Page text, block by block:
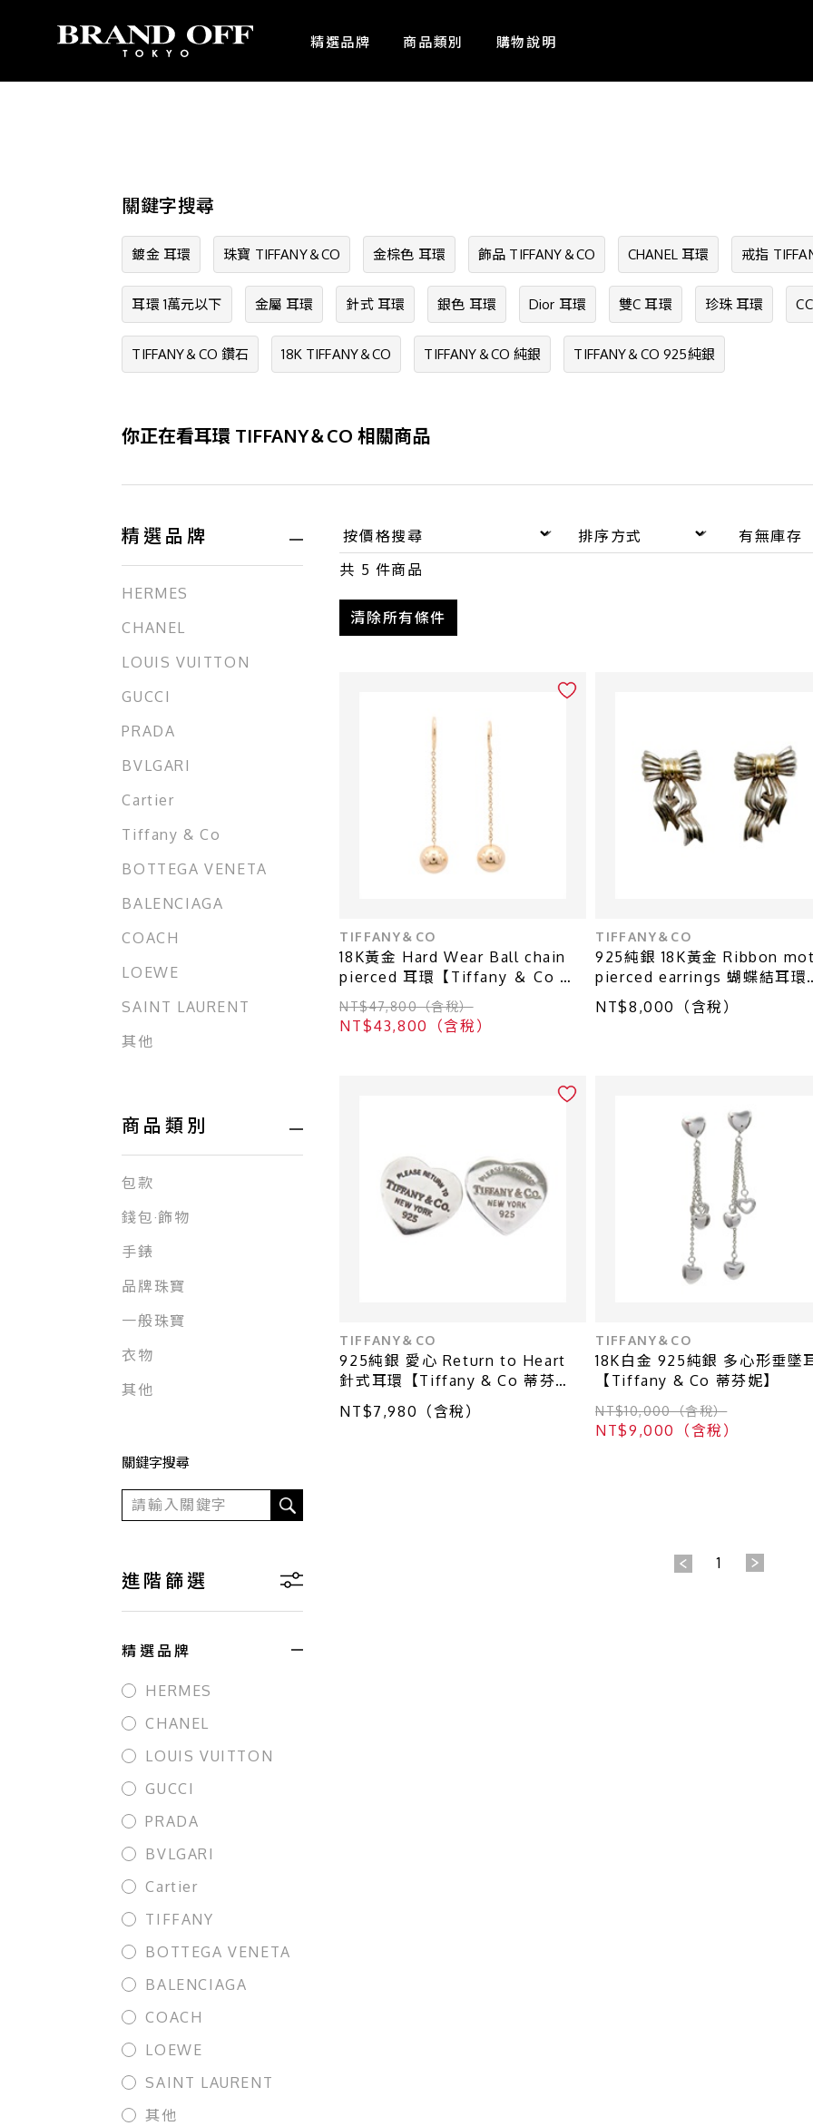
精選品牌
商品類別 購物說明
關鍵字搜尋
鍍金 耳環 珠寶 TIFFANY＆CO 金棕色 耳環 飾品 TIFFANY＆CO CHANEL 耳環 戒指
耳環 1萬元以下 金屬 耳環 針式 耳環 銀色 耳環 Dior 耳環 雙C 耳環 珍珠 耳環
TIFFANY＆CO 鑽石 18K TIFFANY＆CO TIFFANY＆CO 純銀 TIFFANY＆CO 925純銀
你正在看耳環 TIFFANY＆CO 相關商品
精選品牌
HERMES
CHANEL
LOUIS VUITTON
GUCCI
PRADA
BVLGARI
Cartier
Tiffany & Co
BOTTEGA VENETA
BALENCIAGA
COACH
LOEWE
SAINT LAURENT
其他
商品類別
包款
錢包·飾物
手錶
品牌珠寶
一般珠寶
衣物
其他
關鍵字搜尋
進階篩選
精選品牌
HERMES
CHANEL
LOUIS VUITTON
GUCCI
PRADA
BVLGARI
Cartier
TIFFANY
BOTTEGA VENETA
BALENCIAGA
COACH
LOEWE
SAINT LAURENT
其他
共 5 件商品
清除所有條件
TIFFANY＆CO
18K黃金 Hard Wear Ball chain
pierced 耳環【Tiffany ＆ Co 蒂
芬妮】
NT$47,800（含稅）
NT$43,800（含稅）
TIFFANY＆CO
925純銀 18K黃金 Ribbon
pierced earrings 蝴蝶結耳環
【Tiffany & Co 蒂芬妮】
NT$8,000（含稅）
TIFFANY＆CO
925純銀 愛心 Return to Heart
針式耳環【Tiffany & Co 蒂芬
妮】
NT$7,980（含稅）
TIFFANY＆CO
18K白金 925純銀 多心形垂墜
【Tiffany & Co 蒂芬妮】
NT$10,000（含稅）
NT$9,000（含稅）
1